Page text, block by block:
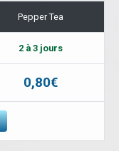
Pepper Tea
2 à 3 jours
0,80€